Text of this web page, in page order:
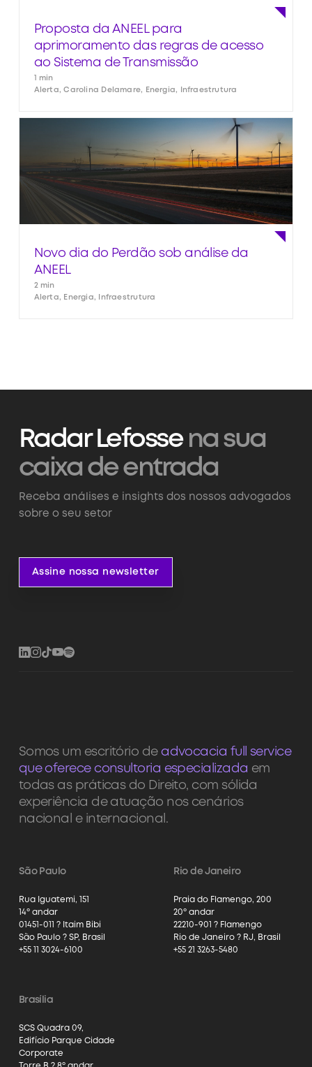
Proposta da ANEEL para
aprimoramento das regras de acesso
ao Sistema de Transmissão
1 min
Alerta, Carolina Delamare, Energia, Infraestrutura
Novo dia do Perdão sob análise da
ANEEL
2 min
Alerta, Energia, Infraestrutura
Radar Lefossena sua
caixa de entrada
Receba análises e insights dos nossos advogados
sobre o seu setor
Assine nossa newsletter
Somos um escritório de advocacia full service
que oferece consultoria especializada em
todas as práticas do Direito, com sólida
experiência de atuação nos cenários
nacional e internacional.
São Paulo
Rua Iguatemi, 151
14º andar
01451-011 ? Itaim Bibi
São Paulo ? SP, Brasil
+55 11 3024-6100
Rio de Janeiro
Praia do Flamengo, 200
20º andar
22210-901 ? Flamengo
Rio de Janeiro ? RJ, Brasil
+55 21 3263-5480
Brasília
SCS Quadra 09,
Edifício Parque Cidade
Corporate